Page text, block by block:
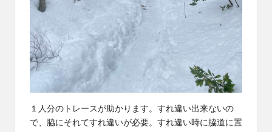
１人分のトレースが助かります。すれ違い出来ないの
で、脇にそれてすれ違いが必要。すれ違い時に脇道に置